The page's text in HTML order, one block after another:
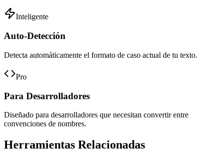
Inteligente
Auto-Detección
Detecta automáticamente el formato de caso actual de tu texto.
Pro
Para Desarrolladores
Diseñado para desarrolladores que necesitan convertir entre
convenciones de nombres.
Herramientas Relacionadas